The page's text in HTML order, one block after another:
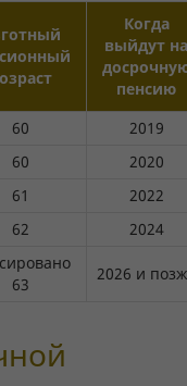
Когда
выйдут на
пенсию
60
2019
60
2020
61
2022
62 2024
63
2026 и